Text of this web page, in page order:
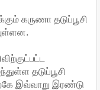
கருணா தடுப்பூசி
தடுப்பூசி
இவ்வாறு இரண்டு